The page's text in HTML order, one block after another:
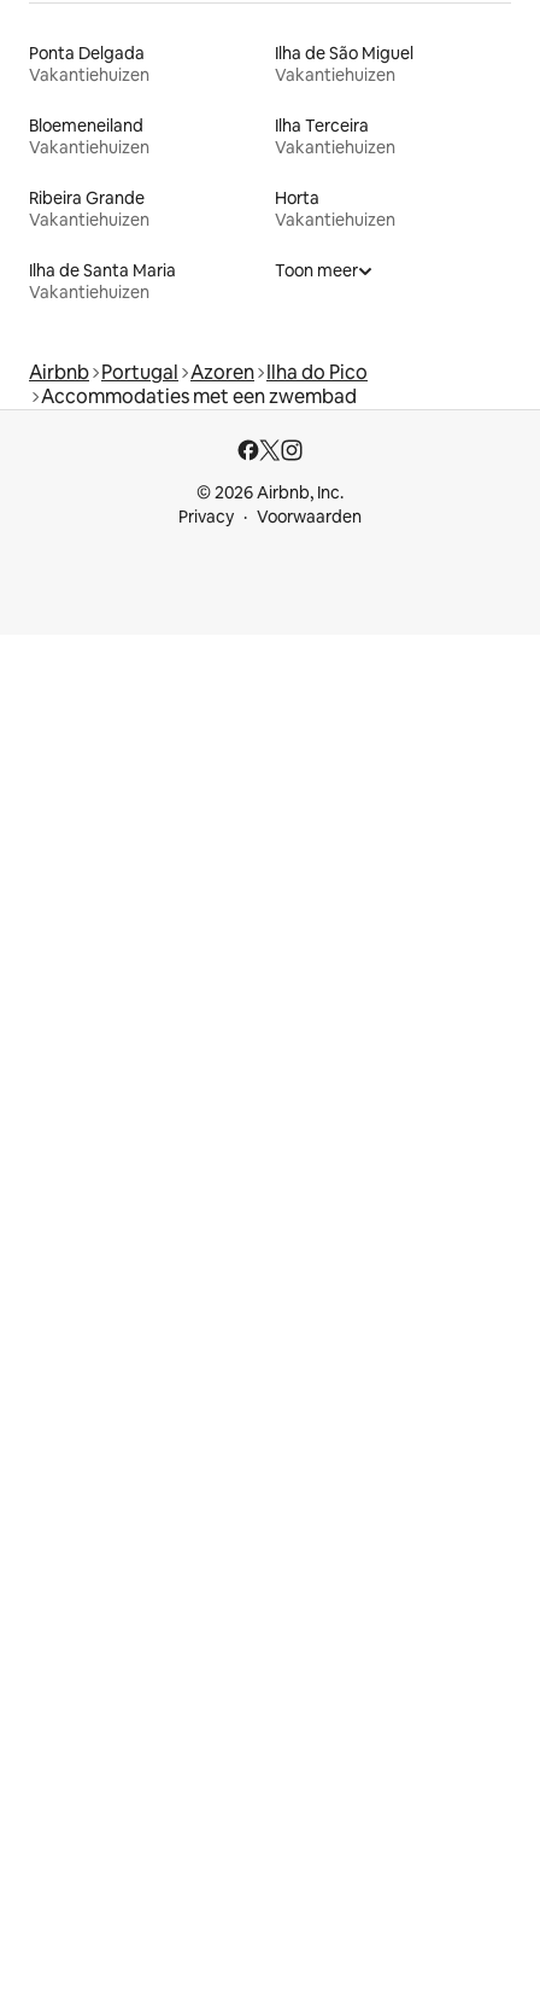
Ponta Delgada
Vakantiehuizen
Ilha de São Miguel
Vakantiehuizen
Bloemeneiland
Vakantiehuizen
Ilha Terceira
Vakantiehuizen
Ribeira Grande
Vakantiehuizen
Horta
Vakantiehuizen
Ilha de Santa Maria
Vakantiehuizen
Toon meer
Airbnb Portugal Azoren Ilha do Pico
Accommodaties met een zwembad
© 2026 Airbnb, Inc.
Privacy
Voorwaarden